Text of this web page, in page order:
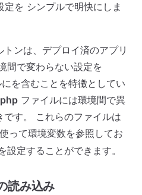
定を シンプルで明快にしま
ンは、デプロイ済のアプリ
間で変わらない設定を
を含むことを特徴としてい
ファイルには環境間で異
す。 これらのファイルは
って環境変数を参照してお
設定することができます。
読み込み